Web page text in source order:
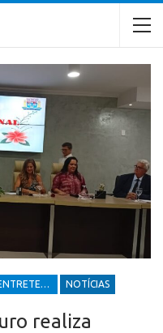
EVENTOS E ENTRETENIMENTOS NOTÍCIAS
realiza